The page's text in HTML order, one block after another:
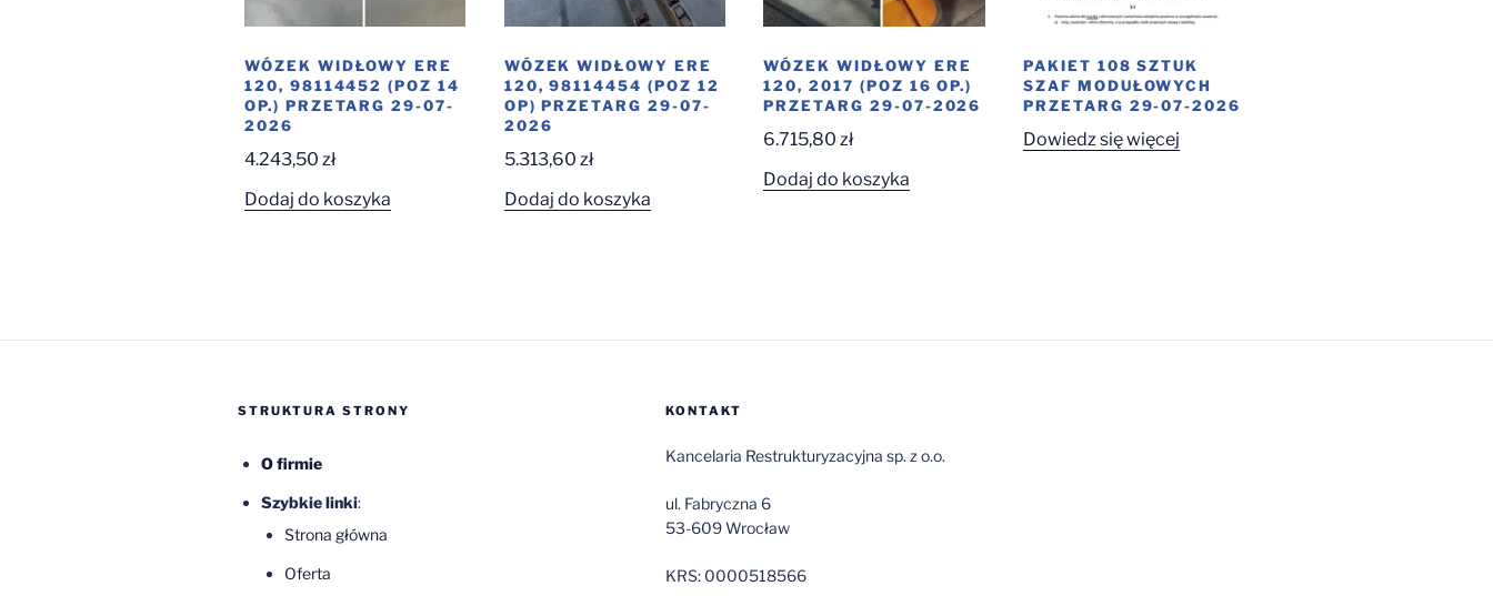
WÓZEK WIDŁOWY ERE
120, 98114452 (POZ 14
OP.) PRZETARG 29-07-
2026
4.243,50 zł
Dodaj do koszyka
WÓZEK WIDŁOWY ERE
120, 98114454 (POZ 12
OP) PRZETARG 29-07-
2026
5.313,60 zł
Dodaj do koszyka
WÓZEK WIDŁOWY ERE
120, 2017 (POZ 16 OP.)
PRZETARG 29-07-2026
6.715,80zł
Dodaj do koszyka
PAKIET 108 SZTUK
SZAF MODUŁOWYCH
PRZETARG 29-07-2026
Dowiedz się więcej
STRUKTURA STRONY
O firmie
Szybkie linki:
Strona główna
Oferta
KONTAKT
Kancelaria Restrukturyzacyjna sp. z o.o.
ul. Fabryczna 6
53-609 Wrocław
KRS: 0000518566